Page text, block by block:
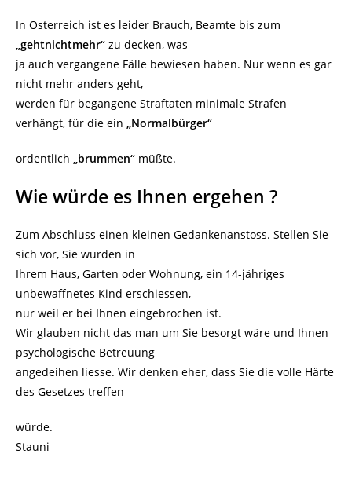
In Österreich ist es leider Brauch, Beamte bis zum
„gehtnichtmehr“ zu decken, was
ja auch vergangene Fälle bewiesen haben. Nur wenn es gar
nicht mehr anders geht,
werden für begangene Straftaten minimale Strafen
verhängt, für die ein „Normalbürger“
ordentlich „brummen“ müßte.
Wie würde es Ihnen ergehen ?
Zum Abschluss einen kleinen Gedankenanstoss. Stellen Sie
sich vor, Sie würden in
Ihrem Haus, Garten oder Wohnung, ein 14-jähriges
unbewaffnetes Kind erschiessen,
nur weil er bei Ihnen eingebrochen ist.
Wir glauben nicht das man um Sie besorgt wäre und Ihnen
psychologische Betreuung
angedeihen liesse. Wir denken eher, dass Sie die volle Härte
des Gesetzes treffen
würde.
Stauni